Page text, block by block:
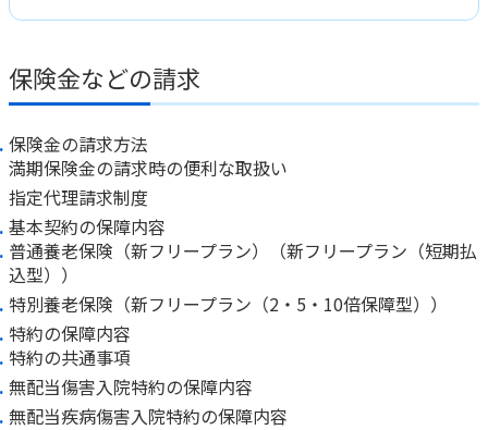
保険金などの請求
保険金の請求方法
満期保険金の請求時の便利な取扱い
指定代理請求制度
基本契約の保障内容
普通養老保険（新フリープラン）（新フリープラン（短期払
込型））
特別養老保険（新フリープラン（2・5・10倍保障型））
特約の保障内容
特約の共通事項
無配当傷害入院特約の保障内容
無配当疾病傷害入院特約の保障内容